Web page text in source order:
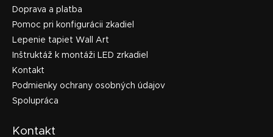
Doprava a platba
Pomoc pri konfigurácii zkadiel
Lepenie tapiet Wall Art
Inštruktáž k montáži LED zrkadiel
Kontakt
Podmienky ochrany osobných údajov
Spolupráca
Kontakt